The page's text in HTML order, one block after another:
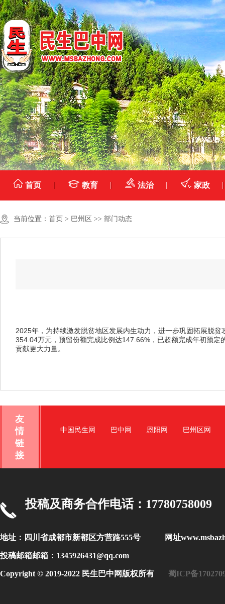
首页 教育 法治 家政
当前位置： 首页 > 巴州区 >> 部门动态
2025年，为持续激发脱贫地区发展内生动力，进一步巩固拓展脱
354.04万元，预留份额完成比例达147.66%，已超额完成年初预定
贡献更大力量。
友
情
链
接
中国民生网 巴中网 恩阳网 巴州区网
投稿及商务合作电话：17780758009
地址：四川省成都市新都区方营路555号 网址
投稿邮箱邮箱：1345926431@qq.com
Copyright © 2019-2022 民生巴中网版权所有 蜀ICP备